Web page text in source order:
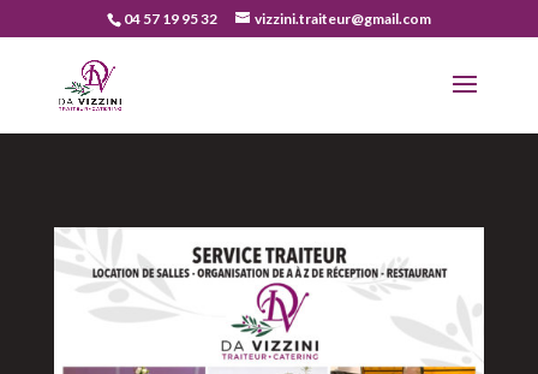
04 57 19 95 32 vizzini.traiteur@gmail.com